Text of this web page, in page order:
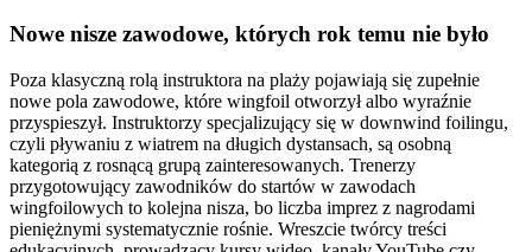
Nowe nisze zawodowe, których rok temu nie było
Poza klasyczną rolą instruktora na plaży pojawiają się zupełnie
nowe pola zawodowe, które wingfoil otworzył albo wyraźnie
przyspieszył. Instruktorzy specjalizujący się w downwind foilingu,
czyli pływaniu z wiatrem na długich dystansach, są osobną
kategorią z rosnącą grupą zainteresowanych. Trenerzy
przygotowujący zawodników do startów w zawodach
wingfoilowych to kolejna nisza, bo liczba imprez z nagrodami
pieniężnymi systematycznie rośnie. Wreszcie twórcy treści